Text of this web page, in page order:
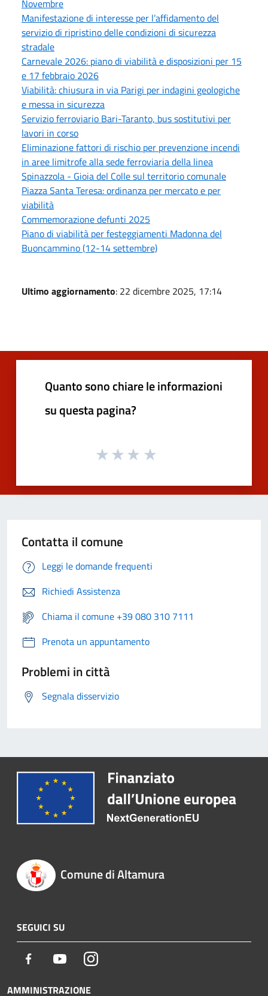
Novembre
Manifestazione di interesse per l’affidamento del
servizio di ripristino delle condizioni di sicurezza
stradale
Carnevale 2026: piano di viabilità e disposizioni per 15
e 17 febbraio 2026
Viabilità: chiusura in via Parigi per indagini geologiche
e messa in sicurezza
Servizio ferroviario Bari-Taranto, bus sostitutivi per
lavori in corso
Eliminazione fattori di rischio per prevenzione incendi
in aree limitrofe alla sede ferroviaria della linea
Spinazzola - Gioia del Colle sul territorio comunale
Piazza Santa Teresa: ordinanza per mercato e per
viabilità
Commemorazione defunti 2025
Piano di viabilità per festeggiamenti Madonna del
Buoncammino (12-14 settembre)
Ultimo aggiornamento: 22 dicembre 2025, 17:14
Quanto sono chiare le informazioni
su questa pagina?
Contatta il comune
Leggi le domande frequenti
Richiedi Assistenza
Chiama il comune +39 080 310 7111
Prenota un appuntamento
Problemi in città
Segnala disservizio
Comune di Altamura
SEGUICI SU
Facebook YoutubeInstagram
AMMINISTRAZIONE